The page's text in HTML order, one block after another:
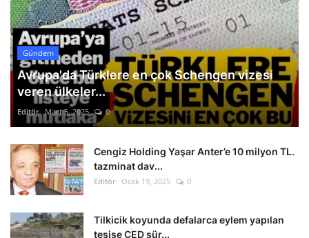
Gündem
Avrupa'da Türklere en çok Schengen vizesi
veren ülkeler...
Editör Mart 5, 2025 0
Cengiz Holding Yaşar Anter’e 10 milyon TL.
tazminat dav...
Editör Ocak 19, 2025 0
Tilkicik koyunda defalarca eylem yapılan
tesise ÇED sür...